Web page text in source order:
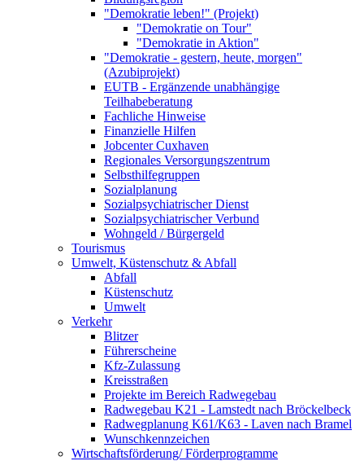
"Demokratie leben!" (Projekt)
"Demokratie on Tour"
"Demokratie in Aktion"
"Demokratie - gestern, heute, morgen"
(Azubiprojekt)
EUTB - Ergänzende unabhängige
Teilhabeberatung
Fachliche Hinweise
Finanzielle Hilfen
Jobcenter Cuxhaven
Regionales Versorgungszentrum
Selbsthilfegruppen
Sozialplanung
Sozialpsychiatrischer Dienst
Sozialpsychiatrischer Verbund
Wohngeld / Bürgergeld
Tourismus
Umwelt, Küstenschutz & Abfall
Abfall
Küstenschutz
Umwelt
Verkehr
Blitzer
Führerscheine
Kfz-Zulassung
Kreisstraßen
Projekte im Bereich Radwegebau
Radwegebau K21 - Lamstedt nach Bröckelbeck
Radwegplanung K61/K63 - Laven nach Bramel
Wunschkennzeichen
Wirtschaftsförderung/ Förderprogramme